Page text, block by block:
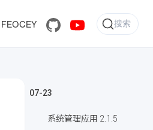
FEOCEY 搜索
07-23
系统管理应用 2.1.5